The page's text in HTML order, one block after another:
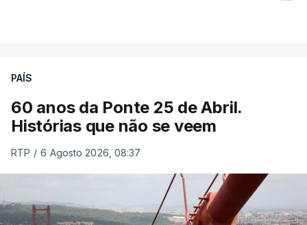
PAÍS
60 anos da Ponte 25 de Abril.
Histórias que não se veem
RTP / 6 Agosto 2026, 08:37